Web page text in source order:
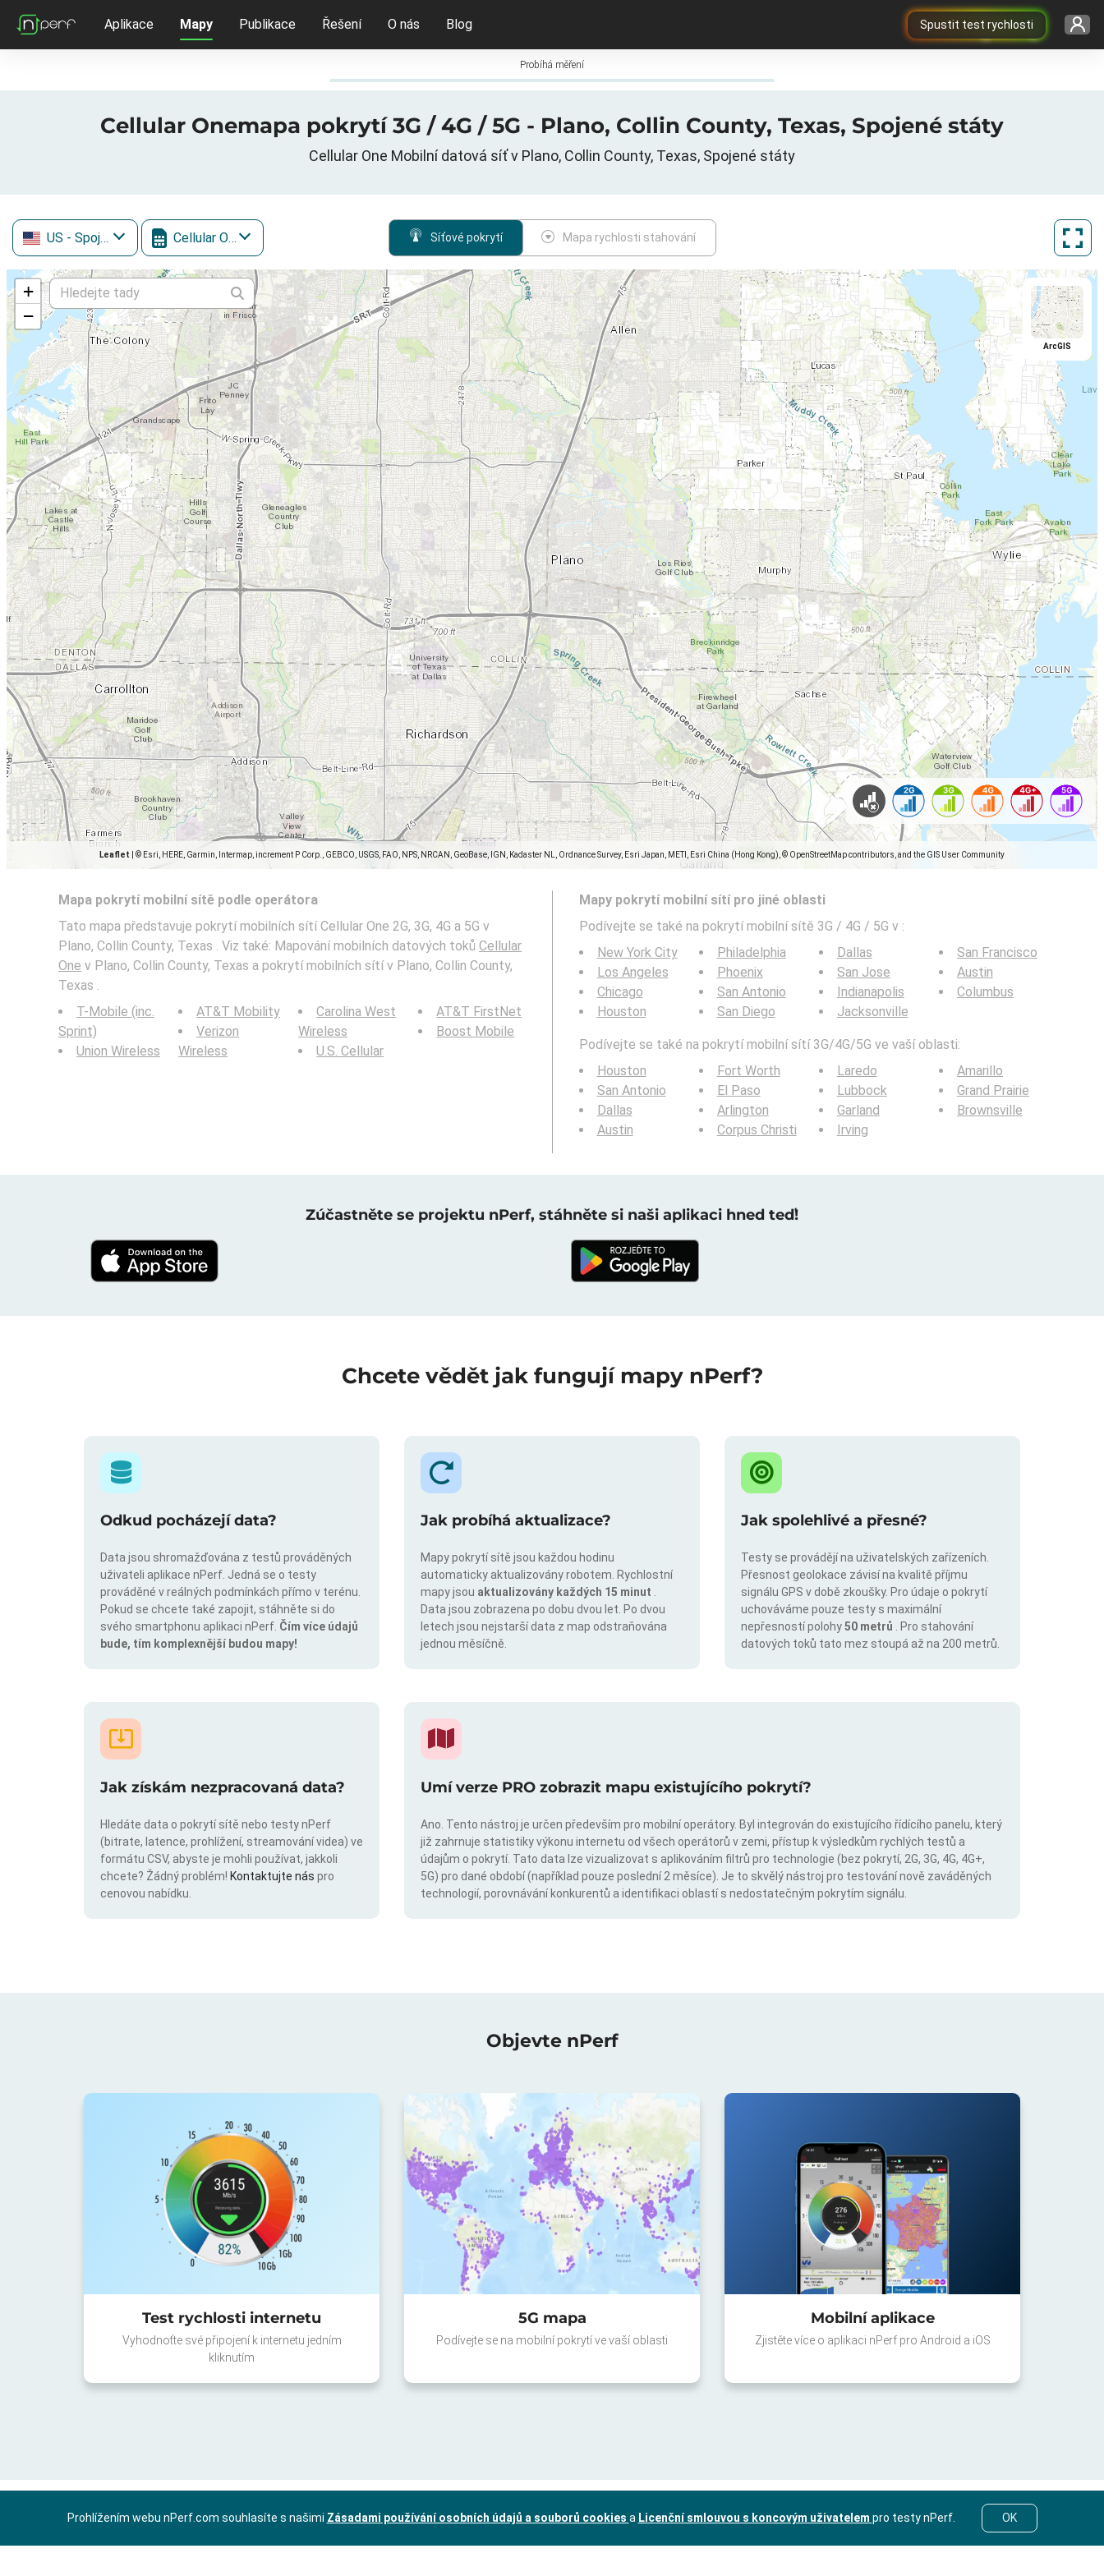
Spustit test rychlosti
Aplikace Mapy Publikace Řešení O nás Blog
Probíhá měření
Cellular Onemapa pokrytí 3G / 4G / 5G - Plano, Collin County, Texas, Spojené státy
Cellular One Mobilní datová síť v Plano, Collin County, Texas, Spojené státy
US - Spojené státy Cellular One Síťové pokrytí Mapa rychlosti stahování
+
−
Leaflet © Esri, HERE, Garmin, Intermap, increment P Corp., GEBCO, USGS, FAO, NPS, NRCAN, GeoBase, IGN, Kadaster NL, Ordnance Survey, Esri Japan, METI, Esri China (Hong Kong), © OpenStreetMap contributors, and the GIS User Community
ArcGIS
Mapa pokrytí mobilní sítě podle operátora
Tato mapa představuje pokrytí mobilních sítí Cellular One 2G, 3G, 4G a 5G v
Plano, Collin County, Texas . Viz také: Mapování mobilních datových toků Cellular
One v Plano, Collin County, Texas a pokrytí mobilních sítí v Plano, Collin County,
Texas .
T-Mobile (inc.
Sprint)
Union Wireless
AT&T Mobility
Verizon
Wireless
Carolina West
Wireless
U.S. Cellular
AT&T FirstNet
Boost Mobile
Mapy pokrytí mobilní sítí pro jiné oblasti
Podívejte se také na pokrytí mobilní sítě 3G / 4G / 5G v :
New York City
Los Angeles
Chicago
Houston
Philadelphia
Phoenix
San Antonio
San Diego
Dallas
San Jose
Indianapolis
Jacksonville
San Francisco
Austin
Columbus
Podívejte se také na pokrytí mobilní sítí 3G/4G/5G ve vaší oblasti:
Houston
San Antonio
Dallas
Austin
Fort Worth
El Paso
Arlington
Corpus Christi
Laredo
Lubbock
Garland
Irving
Amarillo
Grand Prairie
Brownsville
Zúčastněte se projektu nPerf, stáhněte si naši aplikaci hned teď!
Chcete vědět jak fungují mapy nPerf?
Odkud pocházejí data?
Data jsou shromažďována z testů prováděných
uživateli aplikace nPerf. Jedná se o testy
prováděné v reálných podmínkách přímo v terénu.
Pokud se chcete také zapojit, stáhněte si do
svého smartphonu aplikaci nPerf. Čím více údajů
bude, tím komplexnější budou mapy!
Jak probíhá aktualizace?
Mapy pokrytí sítě jsou každou hodinu
automaticky aktualizovány robotem. Rychlostní
mapy jsou aktualizovány každých 15 minut
Data jsou zobrazena po dobu dvou let. Po dvou
letech jsou nejstarší data z map odstraňována
jednou měsíčně.
Jak spolehlivé a přesné?
Testy se provádějí na uživatelských zařízeních.
Přesnost geolokace závisí na kvalitě příjmu
signálu GPS v době zkoušky. Pro údaje o pokrytí
uchováváme pouze testy s maximální
nepřesností polohy50 metrů
. Pro stahování
datových toků tato mez stoupá až na 200 metrů.
Jak získám nezpracovaná data?
Hledáte data o pokrytí sítě nebo testy nPerf
(bitrate, latence, prohlížení, streamování videa) ve
formátu CSV, abyste je mohli používat, jakkoli
chcete? Žádný problém! Kontaktujte nás pro
cenovou nabídku.
Umí verze PRO zobrazit mapu existujícího pokrytí?
Ano. Tento nástroj je určen především pro mobilní operátory. Byl integrován do existujícího řídícího panelu, který
již zahrnuje statistiky výkonu internetu od všech operátorů v zemi, přístup k výsledkům rychlých testů a
údajům o pokrytí. Tato data lze vizualizovat s aplikováním filtrů pro technologie (bez pokrytí, 2G, 3G, 4G, 4G+,
5G) pro dané období (například pouze poslední 2 měsíce). Je to skvělý nástroj pro testování nově zaváděných
technologií, porovnávání konkurentů a identifikaci oblastí s nedostatečným pokrytím signálu.
Objevte nPerf
Test rychlosti internetu
Vyhodnoťte své připojení k internetu jedním
kliknutím
5G mapa
Podívejte se na mobilní pokrytí ve vaší oblasti
Mobilní aplikace
Zjistěte více o aplikaci nPerf pro Android a iOS
Prohlížením webu nPerf.com souhlasíte s našimi Zásadami používání osobních údajů a souborů cookies a Licenční smlouvou s koncovým uživatelem pro testy nPerf. OK